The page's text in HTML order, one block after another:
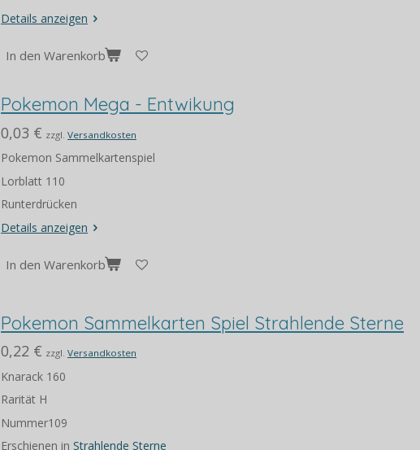
Details anzeigen
In den Warenkorb
Pokemon Mega - Entwikung
0,03 € zzgl. Versandkosten
Pokemon Sammelkartenspiel
Lorblatt 110
Runterdrücken
Details anzeigen
In den Warenkorb
Pokemon Sammelkarten Spiel Strahlende Sterne
0,22 € zzgl. Versandkosten
Knarack 160
Rarität H
Nummer109
Erschienen in Strahlende Sterne